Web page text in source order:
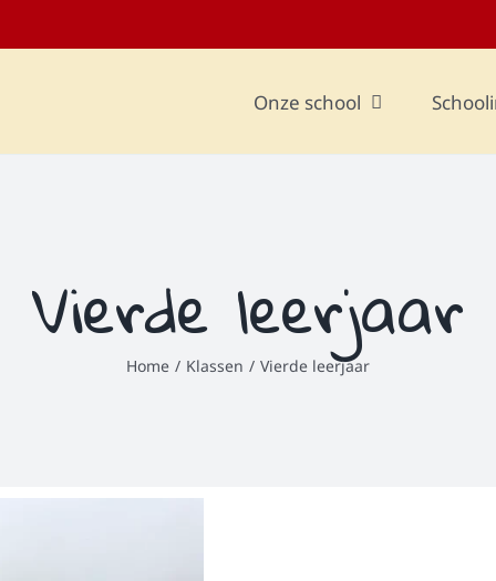
Onze school
Vierde leerjaar
Home Klassen Vierde leerjaar